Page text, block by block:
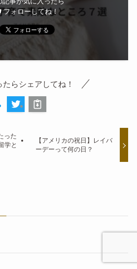
フォローしてね！
たらシェアしてね！
った
学と
【アメリカの祝日】レイバ
ーデーって何の日？